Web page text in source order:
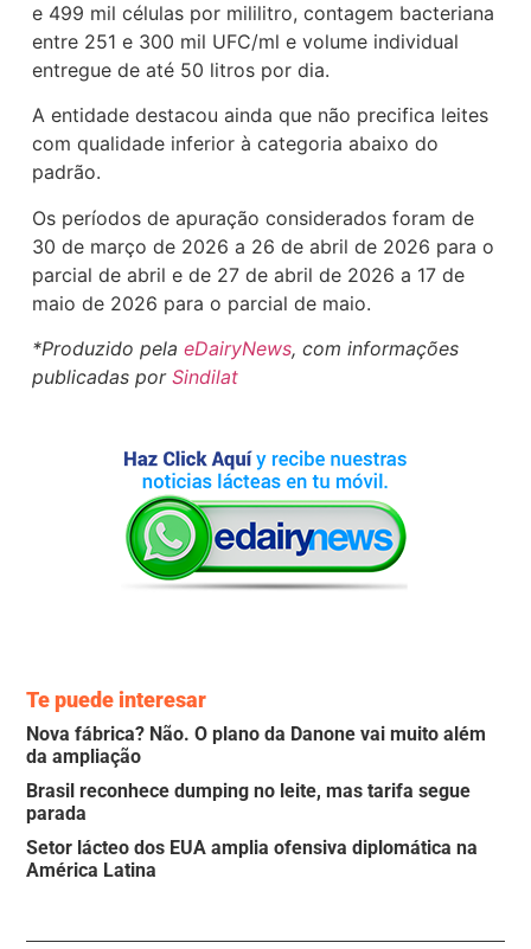
e 499 mil células por mililitro, contagem bacteriana
entre 251 e 300 mil UFC/ml e volume individual
entregue de até 50 litros por dia.
A entidade destacou ainda que não precifica leites
com qualidade inferior à categoria abaixo do
padrão.
Os períodos de apuração considerados foram de
30 de março de 2026 a 26 de abril de 2026 para o
parcial de abril e de 27 de abril de 2026 a 17 de
maio de 2026 para o parcial de maio.
*Produzido pelaeDairyNews, com informações
publicadas porSindilat
Te puede interesar
Nova fábrica? Não. O plano da Danone vai muito além
da ampliação
Brasil reconhece dumping no leite, mas tarifa segue
parada
Setor lácteo dos EUA amplia ofensiva diplomática na
América Latina